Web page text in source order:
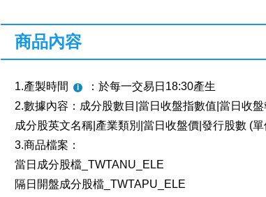
商品內容
1.產製時間
：於每一交易日18:30產生
2.數據內容：成分股數目|當日收盤指數值|當日收
成分股英文名稱|產業類別|當日收盤價|發行股數 (
3.商品檔案：
當日成分股檔_TWTANU_ELE
隔日開盤成分股檔_TWTAPU_ELE